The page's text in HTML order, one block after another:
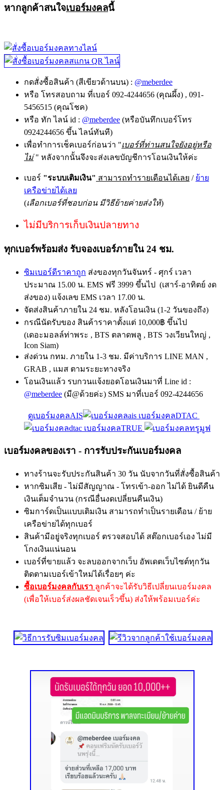
หากลูกค้าสนใจเบอร์มงคลนี้
กดสั่งซื้อสินค้า (สีเขียวด้านบน) : @meberdee
หรือ โทรสอบถาม ที่เบอร์ 092-4244656 (คุณผึ้ง) , 091-
5456515 (คุณโชค)
หรือ ทัก ไลน์ id : @meberdee (หรือบันทึกเบอร์โทร
0924244656 ขึ้น ไลน์ทันที)
เพื่อทำการเช็คเบอร์ก่อนว่า "เบอร์ที่ท่านสนใจยังอยู่หรือ
ไม่" หลังจากนั้นจึงจะส่งเลขบัญชีการโอนเงินให้ค่ะ
เบอร์ "ระบบเติมเงิน" สามารถทำรายเดือนได้เลย / ย้าย
เครือข่ายได้เลย
(เลือกเบอร์ที่ชอบก่อน มีวิธีย้ายค่ายส่งให้)
ไม่มีบริการเก็บเงินปลายทาง
ทุกเบอร์พร้อมส่ง รับจองเบอร์ภายใน 24 ชม.
ซิมเบอร์ดีราคาถูก ส่งของทุกวันจันทร์ - ศุกร์ เวลา
ประมาณ 15.00 น. EMS ฟรี 3999 ขึ้นไป (เสาร์-อาทิตย์ งด
ส่งของ) แจ้งเลข EMS เวลา 17.00 น.
จัดส่งสินค้าภายใน 24 ชม. หลังโอนเงิน (1-2 วันของถึง)
กรณีนัดรับของ สินค้าราคาตั้งแต่ 10,000฿ ขึ้นไป
(เดอะมอลล์ท่าพระ , BTS ตลาดพลู , BTS วงเวียนใหญ่ ,
Icon Siam)
ส่งด่วน กทม. ภายใน 1-3 ชม. มีค่าบริการ LINE MAN ,
GRAB , แมส ตามระยะทางจริง
โอนเงินแล้ว รบกวนแจ้งยอดโอนเงินมาที่ Line id :
@meberdee (มี@ด้วยค่ะ) SMS มาที่เบอร์ 092-4244656
ดูเบอร์มงคลAIS
เบอร์มงคลDTAC
เบอร์มงคลTRUE
เบอร์มงคลของเรา - การรับประกันเบอร์มงคล
ทางร้านจะรับประกันสินค้า 30 วัน นับจากวันที่สั่งซื้อสินค้า
หากซิมเสีย - ไม่มีสัญญาณ - โทรเข้า-ออก ไม่ได้ ยินดีคืน
เงินเต็มจำนวน (กรณีอื่นงดเปลี่ยนคืนเงิน)
ซิมการ์ดเป็นแบบเติมเงิน สามารถทำเป็นรายเดือน / ย้าย
เครือข่ายได้ทุกเบอร์
สินค้ามีอยู่จริงทุกเบอร์ ตรวจสอบได้ สต๊อกเบอร์เอง ไม่มี
โกงเงินแน่นอน
เบอร์ที่ขายแล้ว จะลบออกจากเว็บ อัพเดตเว็บไซต์ทุกวัน
ติดตามเบอร์เข้าใหม่ได้เรื่อยๆ ค่ะ
ซื้อเบอร์มงคลกับเรา ลูกค้าจะได้รับวิธีเปลี่ยนเบอร์มงคล
(เพื่อให้เบอร์ส่งผลชัดเจนเร็วขึ้น) ส่งให้พร้อมเบอร์ค่ะ